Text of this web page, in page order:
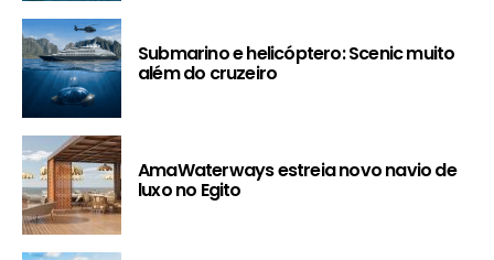
Submarino e helicóptero: Scenic muito
além do cruzeiro
AmaWaterways estreia novo navio de
luxo no Egito